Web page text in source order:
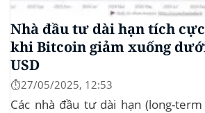
Nhà đầu tư dài hạn tích
khi Bitcoin giảm xuống
USD
⏱️27/05/2025, 12:53
Các nhà đầu tư dài hạn (long-